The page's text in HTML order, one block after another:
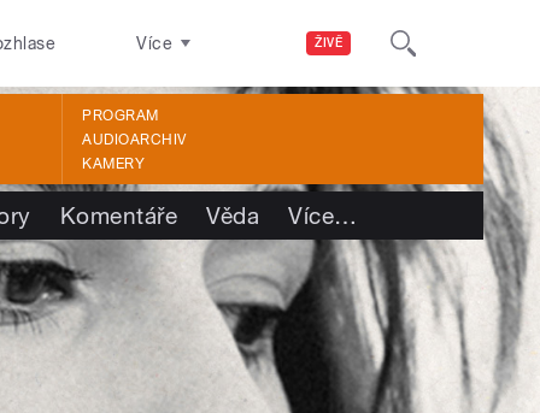
ŽIVĚ
Více
PROGRAM
AUDIOARCHIV
KAMERY
Komentáře Věda Více…